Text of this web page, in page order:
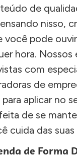
de
nisso,
você pode
hora. Nossos
com
de
aplicar no
de se
cuida das suas
de Forma